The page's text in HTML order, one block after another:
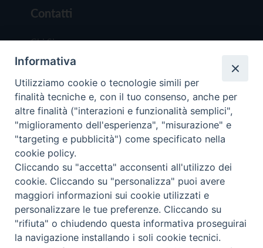
Contatti
Chi Siamo
Redazione
Scrivici
Copyright © 2019 - Tutti i diritti riservati - Vita
Trentina Editrice
Privacy Policy
Torna
Informativa
Utilizziamo cookie o tecnologie simili per
finalità tecniche e, con il tuo consenso, anche per
altre finalità ("interazioni e funzionalità semplici",
"miglioramento dell'esperienza", "misurazione" e
"targeting e pubblicità") come specificato nella
cookie policy.
Cliccando su "accetta" acconsenti all'utilizzo dei
cookie. Cliccando su "personalizza" puoi avere
maggiori informazioni sui cookie utilizzati e
personalizzare le tue preferenze. Cliccando su
"rifiuta" o chiudendo questa informativa proseguirai
la navigazione installando i soli cookie tecnici.